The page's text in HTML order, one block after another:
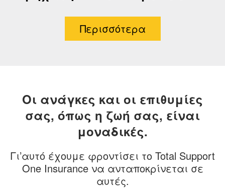
Περισσότερα
Οι ανάγκες και οι επιθυμίες
σας, όπως η ζωή σας, είναι
μοναδικές.
Γι’αυτό έχουμε φροντίσει το Total Support
One Insurance να ανταποκρίνεται σε
αυτές.